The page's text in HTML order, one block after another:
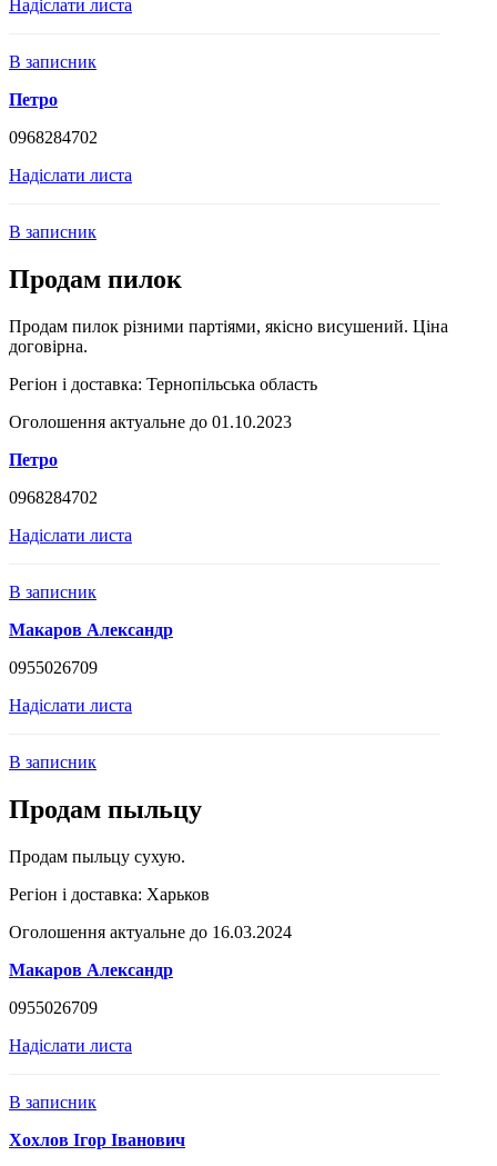
Надіслати листа
В записник
Петро
0968284702
Надіслати листа
В записник
Продам пилок
Продам пилок різними партіями, якісно висушений. Ціна
договірна.
Регіон і доставка: Тернопільська область
Оголошення актуальне до 01.10.2023
Петро
0968284702
Надіслати листа
В записник
Макаров Александр
0955026709
Надіслати листа
В записник
Продам пыльцу
Продам пыльцу сухую.
Регіон і доставка: Харьков
Оголошення актуальне до 16.03.2024
Макаров Александр
0955026709
Надіслати листа
В записник
Хохлов Ігор Іванович